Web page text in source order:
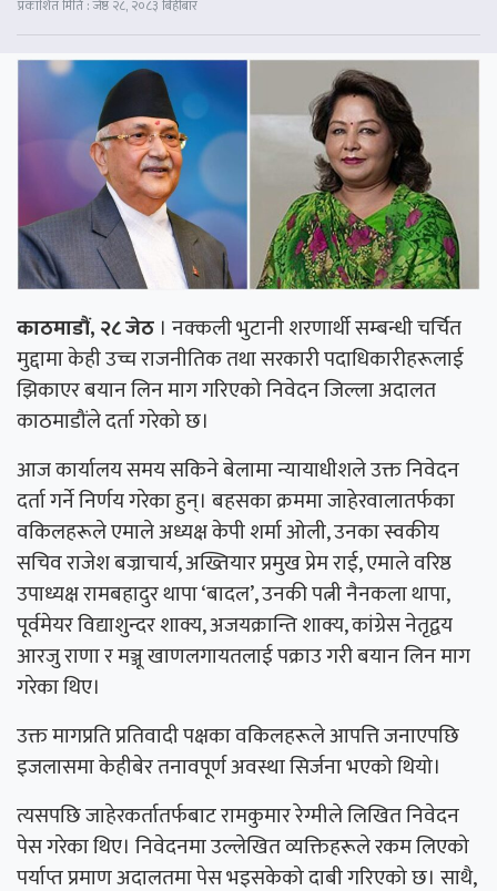
प्रकाशित मिति : जेष्ठ २८, २०८३ बिहीबार
काठमाडौं, २८ जेठ । नक्कली भुटानी शरणार्थी सम्बन्धी चर्चित
मुद्दामा केही उच्च राजनीतिक तथा सरकारी पदाधिकारीहरूलाई
झिकाएर बयान लिन माग गरिएको निवेदन जिल्ला अदालत
काठमाडौंले दर्ता गरेको छ।
आज कार्यालय समय सकिने बेलामा न्यायाधीशले उक्त निवेदन
दर्ता गर्ने निर्णय गरेका हुन्। बहसका क्रममा जाहेरवालातर्फका
वकिलहरूले एमाले अध्यक्ष केपी शर्मा ओली, उनका स्वकीय
सचिव राजेश बज्राचार्य, अख्तियार प्रमुख प्रेम राई, एमाले वरिष्ठ
उपाध्यक्ष रामबहादुर थापा ‘बादल’, उनकी पत्नी नैनकला थापा,
पूर्वमेयर विद्याशुन्दर शाक्य, अजयक्रान्ति शाक्य, कांग्रेस नेतृद्वय
आरजु राणा र मञ्जू खाणलगायतलाई पक्राउ गरी बयान लिन माग
गरेका थिए।
उक्त मागप्रति प्रतिवादी पक्षका वकिलहरूले आपत्ति जनाएपछि
इजलासमा केहीबेर तनावपूर्ण अवस्था सिर्जना भएको थियो।
त्यसपछि जाहेरकर्तातर्फबाट रामकुमार रेग्मीले लिखित निवेदन
पेस गरेका थिए। निवेदनमा उल्लेखित व्यक्तिहरूले रकम लिएको
पर्याप्त प्रमाण अदालतमा पेस भइसकेको दाबी गरिएको छ। साथै,